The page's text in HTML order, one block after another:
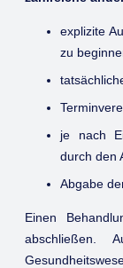
explizite
zu
je nach
durch den
Abgabe
Einen
abschließen.